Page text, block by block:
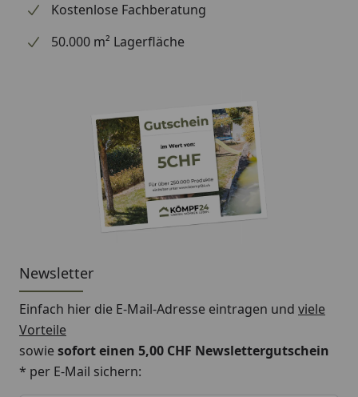
Kostenlose Fachberatung
50.000 m² Lagerfläche
Newsletter
Einfach hier die E-Mail-Adresse eintragen und viele
Vorteile
sowiesofort einen 5,00 CHF Newslettergutschein
* per E-Mail sichern: